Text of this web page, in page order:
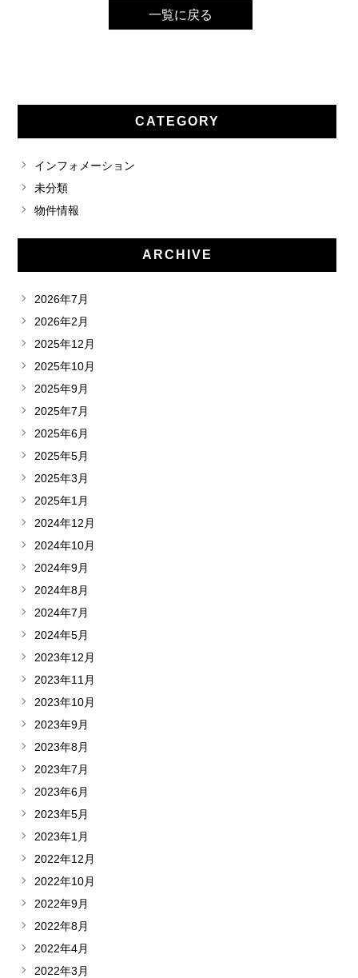
一覧に戻る
CATEGORY
インフォメーション
未分類
物件情報
ARCHIVE
2026年7月
2026年2月
2025年12月
2025年10月
2025年9月
2025年7月
2025年6月
2025年5月
2025年3月
2025年1月
2024年12月
2024年10月
2024年9月
2024年8月
2024年7月
2024年5月
2023年12月
2023年11月
2023年10月
2023年9月
2023年8月
2023年7月
2023年6月
2023年5月
2023年1月
2022年12月
2022年10月
2022年9月
2022年8月
2022年4月
2022年3月